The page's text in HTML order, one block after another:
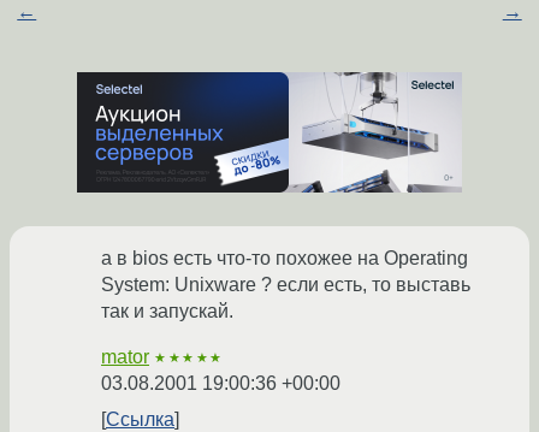
← →
а в bios есть что-то похожее на Operating
System: Unixware ? если есть, то выставь
так и запускай.
mator ★★★★★
03.08.2001 19:00:36 +00:00
Ссылка